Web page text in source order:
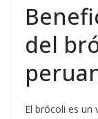
del
El brócoli es un